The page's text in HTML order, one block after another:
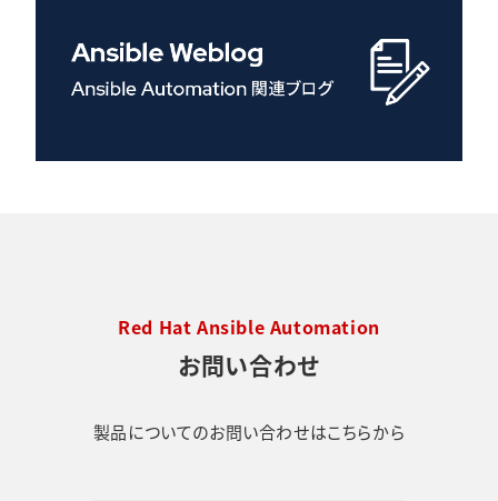
Red Hat Ansible Automation
お問い合わせ
製品についてのお問い合わせはこちらから